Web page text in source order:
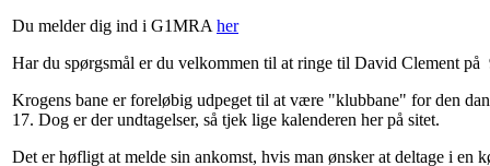
Du melder dig ind i G1MRAher
Har du spørgsmål er du velkommen til at ringe til David Clement
Krogens bane er foreløbig udpeget til at være "klubbane" for den
17. Dog er der undtagelser, så tjek lige kalenderen her på sitet.
Det er høfligt at melde sin ankomst, hvis man ønsker at deltage i en